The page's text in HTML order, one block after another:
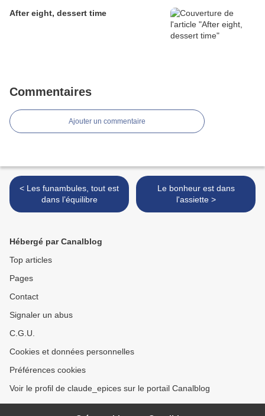
After eight, dessert time
Commentaires
Ajouter un commentaire
< Les funambules, tout est
dans l’équilibre
Le bonheur est dans
l'assiette >
Hébergé par Canalblog
Top articles
Pages
Contact
Signaler un abus
C.G.U.
Cookies et données personnelles
Préférences cookies
Voir le profil de claude_epices sur le portail Canalblog